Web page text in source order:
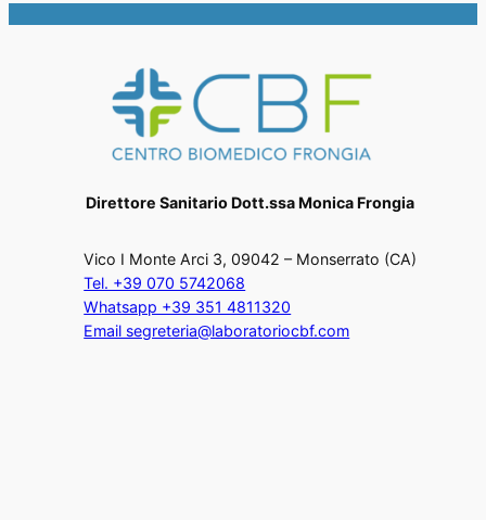
Direttore Sanitario Dott.ssa Monica Frongia
Vico I Monte Arci 3, 09042 – Monserrato (CA)
Tel. +39 070 5742068
Whatsapp +39 351 4811320
Email segreteria@laboratoriocbf.com